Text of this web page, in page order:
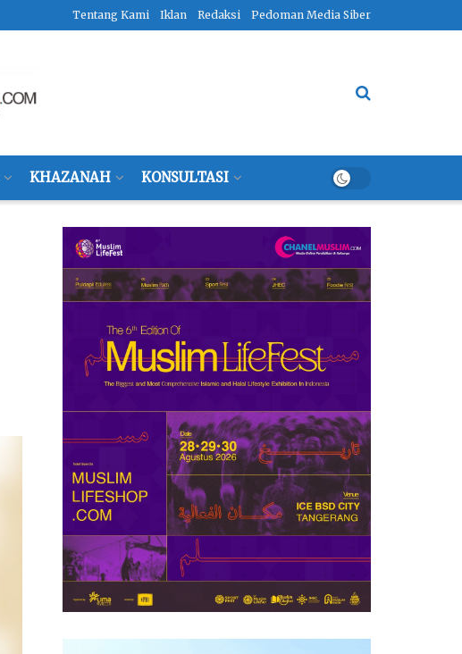
Tentang Kami Iklan Redaksi Pedoman Media Siber
KHAZANAH KONSULTASI